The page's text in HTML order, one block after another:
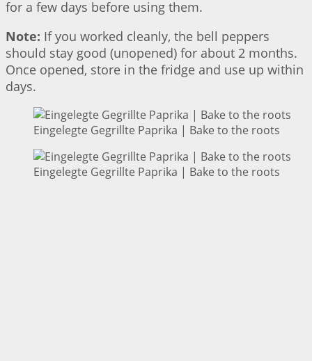
for a few days before using them.
Note: If you worked cleanly, the bell peppers
should stay good (unopened) for about 2 months.
Once opened, store in the fridge and use up within
days.
Eingelegte Gegrillte Paprika | Bake to the roots
Eingelegte Gegrillte Paprika | Bake to the roots